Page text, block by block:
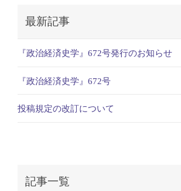
最新記事
『政治経済史学』672号発行のお知らせ
『政治経済史学』672号
投稿規定の改訂について
記事一覧